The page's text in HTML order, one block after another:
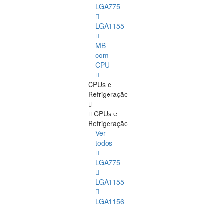
LGA775
LGA1155
MB
com
CPU
CPUs e
Refrigeração
CPUs e
Refrigeração
Ver
todos
LGA775
LGA1155
LGA1156